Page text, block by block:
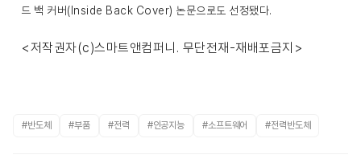
드 백 커버(Inside Back Cover) 논문으로도 선정됐다.
<저작권자(c)스마트앤컴퍼니. 무단전재-재배포금지>
#반도체 #부품 #전력 #인공지능 #소프트웨어 #전력반도체